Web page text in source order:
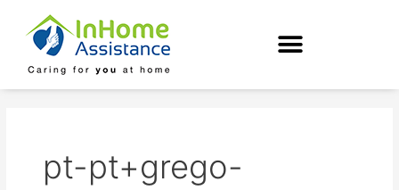
content
pt-pt+grego-